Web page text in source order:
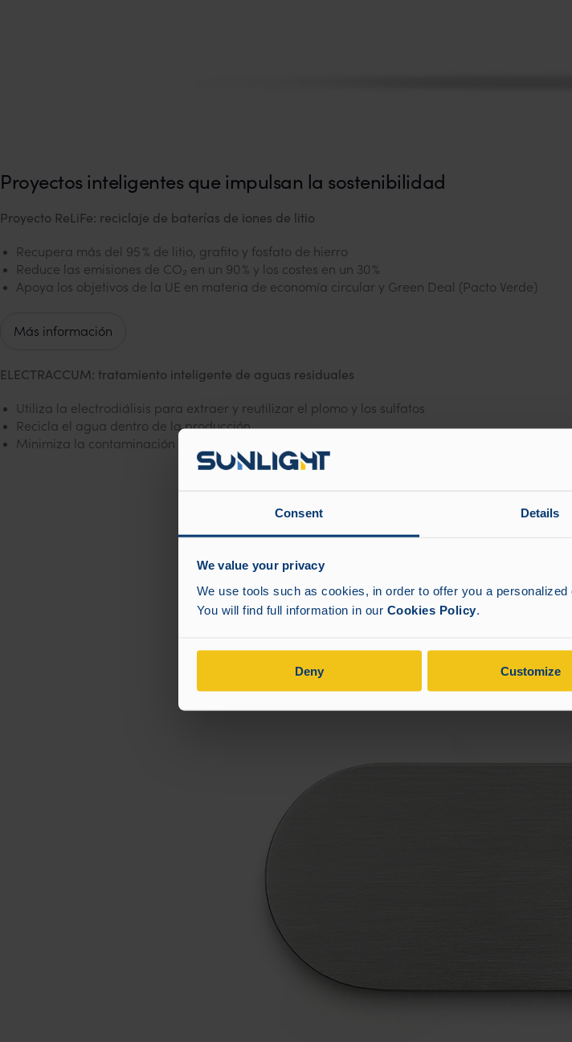
Consent Details
We value your privacy
We use tools such as cookies, in order to offer you a
You will find full information in our Cookies Policy.
Deny Customize
Proyectos inteligentes que impulsan la sostenibilidad
Proyecto ReLiFe: reciclaje de baterías de iones de litio
Recupera más del 95 % de litio, grafito y fosfato de hierro
Reduce las emisiones de CO₂ en un 90 % y los costes en un 30 %
Apoya los objetivos de la UE en materia de economía circular y Green Deal (Pacto Verde)
Más información
ELECTRACCUM: tratamiento inteligente de aguas residuales
Utiliza la electrodiálisis para extraer y reutilizar el plomo y los sulfatos
Recicla el agua dentro de la producción
Minimiza la contaminación del agua y reduce las emisiones de carbono